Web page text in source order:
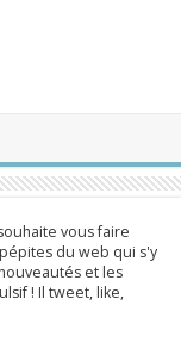
vous faire
du web qui s'y
et les
! Il tweet, like,